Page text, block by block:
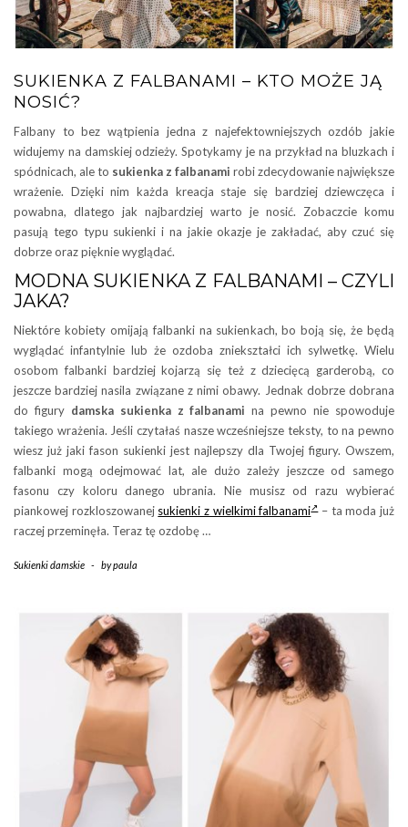
SUKIENKA Z FALBANAMI – KTO MOŻE JĄ
NOSIĆ?
Falbany to bez wątpienia jedna z najefektowniejszych ozdób jakie
widujemy na damskiej odzieży. Spotykamy je na przykład na bluzkach i
spódnicach, ale to sukienka z falbanami robi zdecydowanie największe
wrażenie. Dzięki nim każda kreacja staje się bardziej dziewczęca i
powabna, dlatego jak najbardziej warto je nosić. Zobaczcie komu
pasują tego typu sukienki i na jakie okazje je zakładać, aby czuć się
dobrze oraz pięknie wyglądać.
MODNA SUKIENKA Z FALBANAMI – CZYLI
JAKA?
Niektóre kobiety omijają falbanki na sukienkach, bo boją się, że będą
wyglądać infantylnie lub że ozdoba zniekształci ich sylwetkę. Wielu
osobom falbanki bardziej kojarzą się też z dziecięcą garderobą, co
jeszcze bardziej nasila związane z nimi obawy. Jednak dobrze dobrana
do figury damska sukienka z falbanami na pewno nie spowoduje
takiego wrażenia. Jeśli czytałaś nasze wcześniejsze teksty, to na pewno
wiesz już jaki fason sukienki jest najlepszy dla Twojej figury. Owszem,
falbanki mogą odejmować lat, ale dużo zależy jeszcze od samego
fasonu czy koloru danego ubrania. Nie musisz od razu wybierać
piankowej rozkloszowanej sukienki z wielkimi falbanami – ta moda już
raczej przeminęła. Teraz tę ozdobę …
Sukienki damskie - bypaula